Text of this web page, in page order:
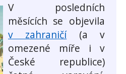
V posledních
měsících se objevila
v zahraničí(a v
omezené míře i v
České republice)